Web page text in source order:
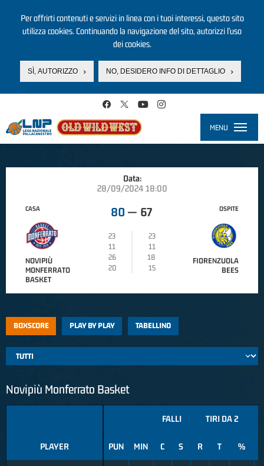
Per offrirti contenuti e servizi in linea con i tuoi interessi, questo sito
utilizza cookies. Continuando la navigazione del sito, autorizzi l’uso
dei cookies.
SÌ, AUTORIZZO NO, DESIDERO INFO DI DETTAGLIO
MENU
Data:
28/09/2024 18:00
CASA
NOVIPIÙ
MONFERRATO
BASKET
80 — 67
23
23
11
11
26
18
20
15
OSPITE
FIORENZUOLA
BEES
BOXSCORE PLAY BY PLAY TABELLINO
Novipiù Monferrato Basket
PLAYER
FALLI TIRI DA 2
PUN MIN C S R T %